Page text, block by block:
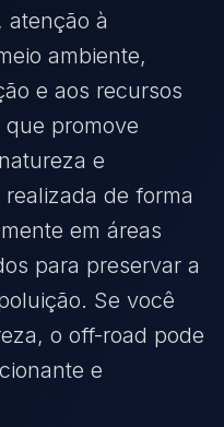
atenção à
ambiente,
e aos recursos
promove
e
de forma
em áreas
para preservar a
Se você
o off-road pode
e